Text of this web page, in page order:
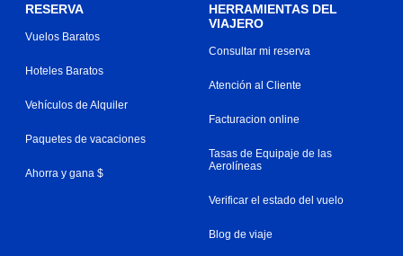
RESERVA
Vuelos Baratos
Hoteles Baratos
Vehículos de Alquiler
Paquetes de vacaciones
Ahorra y gana $
HERRAMIENTAS DEL
VIAJERO
Consultar mi reserva
Atención al Cliente
Facturacion online
Tasas de Equipaje de las
Aerolíneas
Verificar el estado del vuelo
Blog de viaje